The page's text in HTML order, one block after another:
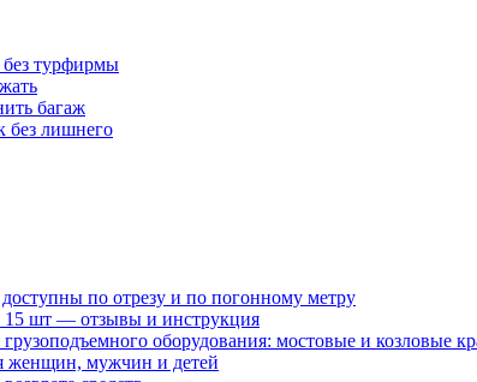
без турфирмы
багаж
без лишнего
по отрезу и по погонному метру
15 шт — отзывы и инструкция
оборудования: мостовые и козловые
женщин, мужчин и детей